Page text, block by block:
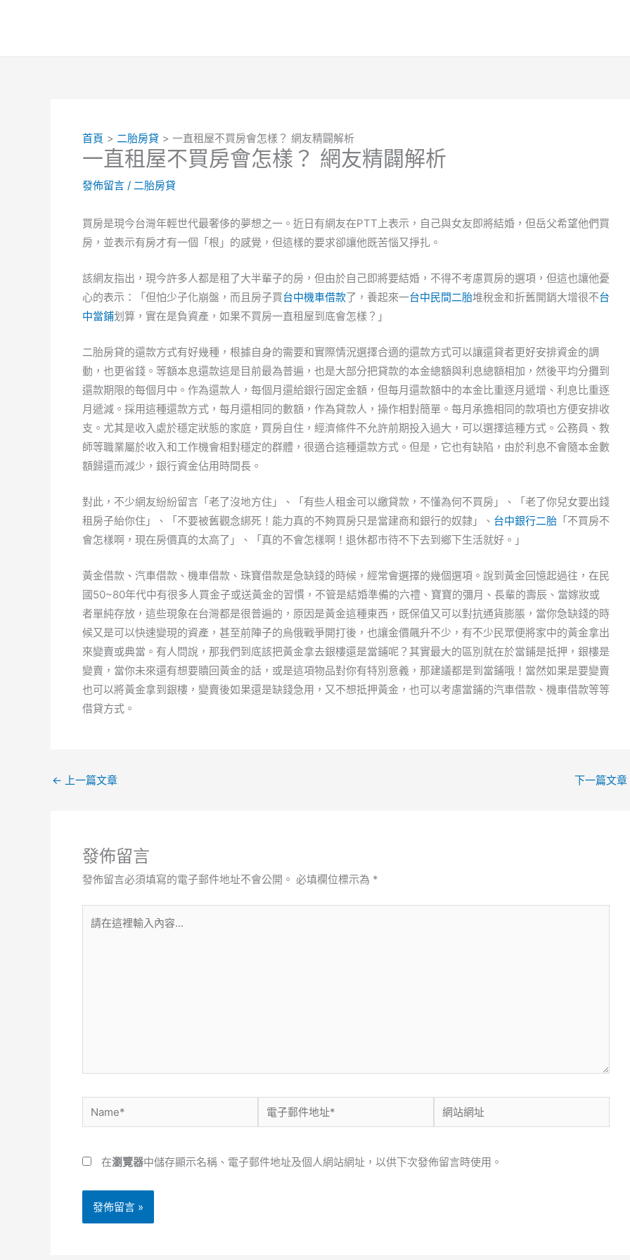
首頁 二胎房貸 一直租屋不買房會怎樣？ 網友精闢解析
一直租屋不買房會怎樣？ 網友精闢解析
發佈留言 / 二胎房貸
買房是現今台灣年輕世代最奢侈的夢想之一。近日有網友在PTT上表示，自己與女友即將結婚，但岳父希望他們買
房，並表示有房才有一個「根」的感覺，但這樣的要求卻讓他既苦惱又掙扎。
該網友指出，現今許多人都是租了大半輩子的房，但由於自己即將要結婚，不得不考慮買房的選項，但這也讓他憂
心的表示：「但怕少子化崩盤，而且房子買台中機車借款了，養起來一台中民間二胎堆稅金和折舊開銷大增很不台
中當鋪划算，實在是負資產，如果不買房一直租屋到底會怎樣？」
二胎房貸的還款方式有好幾種，根據自身的需要和實際情況選擇合適的還款方式可以讓還貸者更好安排資金的調
動，也更省錢。等額本息還款這是目前最為普遍，也是大部分把貸款的本金總額與利息總額相加，然後平均分攤到
還款期限的每個月中。作為還款人，每個月還給銀行固定金額，但每月還款額中的本金比重逐月遞增、利息比重逐
月遞減。採用這種還款方式，每月還相同的數額，作為貸款人，操作相對簡單。每月承擔相同的款項也方便安排收
支。尤其是收入處於穩定狀態的家庭，買房自住，經濟條件不允許前期投入過大，可以選擇這種方式。公務員、教
師等職業屬於收入和工作機會相對穩定的群體，很適合這種還款方式。但是，它也有缺陷，由於利息不會隨本金數
額歸還而減少，銀行資金佔用時間長。
對此，不少網友紛紛留言「老了沒地方住」、「有些人租金可以繳貸款，不懂為何不買房」、「老了你兒女要出錢
租房子紿你住」、「不要被舊觀念綁死！能力真的不夠買房只是當建商和銀行的奴隸」、 台中銀行二胎 「不買房不
會怎樣啊，現在房價真的太高了」、「真的不會怎樣啊！退休都市待不下去到鄉下生活就好。」
黃金借款、汽車借款、機車借款、珠寶借款是急缺錢的時候，經常會選擇的幾個選項。說到黃金回憶起過往，在民
國50~80年代中有很多人買金子或送黃金的習慣，不管是結婚準備的六禮、寶寶的彌月、長輩的壽辰、當嫁妝或
者單純存放，這些現象在台灣都是很普遍的，原因是黃金這種東西，既保值又可以對抗通貨膨脹，當你急缺錢的時
候又是可以快速變現的資產，甚至前陣子的烏俄戰爭開打後，也讓金價飆升不少，有不少民眾便將家中的黃金拿出
來變賣或典當。有人問說，那我們到底該把黃金拿去銀樓還是當鋪呢？其實最大的區別就在於當鋪是抵押，銀樓是
變賣，當你未來還有想要贖回黃金的話，或是這項物品對你有特別意義，那建議都是到當鋪哦！當然如果是要變賣
也可以將黃金拿到銀樓，變賣後如果還是缺錢急用，又不想抵押黃金，也可以考慮當鋪的汽車借款、機車借款等等
借貸方式。
← 上一篇文章 下一篇文章
發佈留言
發佈留言必須填寫的電子郵件地址不會公開。 必填欄位標示為 *
在
Name*
子
件
站
址
在瀏覽器中儲存顯示名稱、電子郵件地址及個人網站網址，以供下次發佈留言時使用。